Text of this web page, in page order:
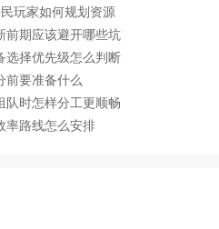
玩家如何规划资源
前期应该避开哪些坑
选择优先级怎么判断
前要准备什么
队时怎样分工更顺畅
率路线怎么安排